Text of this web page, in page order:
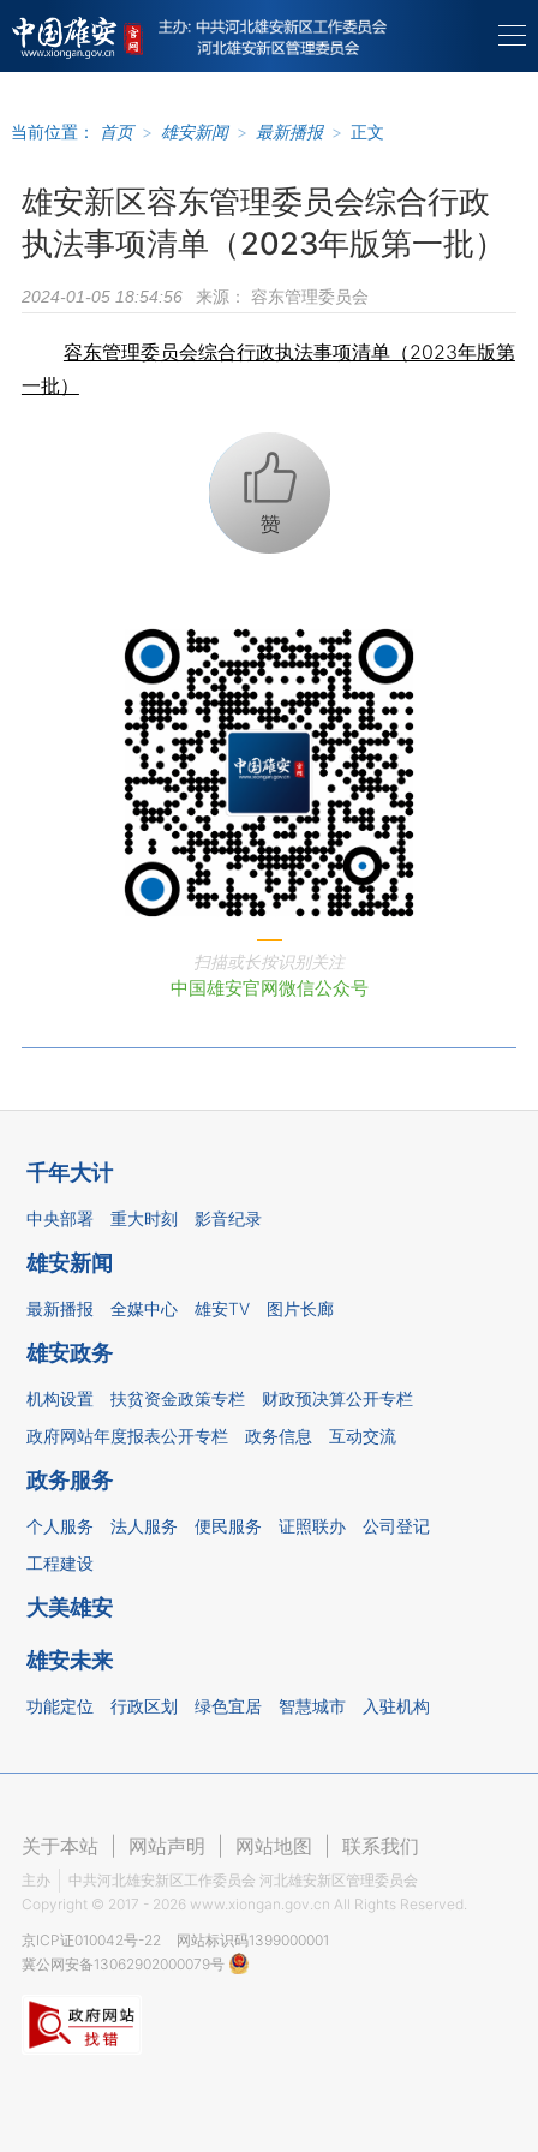
当前位置： 首页 > 雄安新闻 > 最新播报 > 正文
雄安新区容东管理委员会综合行政
执法事项清单（2023年版第一批）
2024-01-05 18:54:56 来源： 容东管理委员会
容东管理委员会综合行政执法事项清单（2023年版第
一批）
+1
扫描或长按识别关注
中国雄安官网微信公众号
千年大计
中央部署 重大时刻 影音纪录
雄安新闻
最新播报 全媒中心 雄安TV 图片长廊
雄安政务
机构设置 扶贫资金政策专栏
财政预决算公开专栏
政府网站年度报表公开专栏
政务信息 互动交流
政务服务
个人服务 法人服务 便民服务 证照联办
公司登记
工程建设
大美雄安
雄安未来
功能定位 行政区划 绿色宜居 智慧城市 入驻机构
关于本站 网站声明 网站地图 联系我们
主办
中共河北雄安新区工作委员会 河北雄安新区管理委员会
Copyright © 2017 - 2026 www.xiongan.gov.cn All Rights Reserved.
京ICP证010042号-22
网站标识码1399000001
冀公网安备13062902000079号